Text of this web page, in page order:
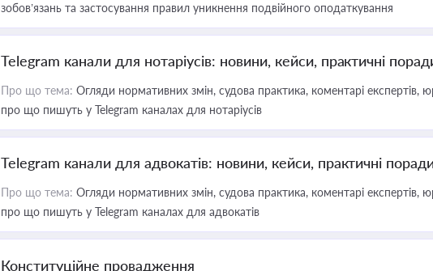
зобов’язань та застосування правил уникнення подвійного оподаткування
Telegram канали для нотаріусів: новини, кейси, практичні
Про що тема: Огляди нормативних змін, судова практика, коментарі експертів,
про що пишуть у Telegram каналах для нотаріусів
Telegram канали для адвокатів: новини, кейси, практичні
Про що тема: Огляди нормативних змін, судова практика, коментарі експертів,
про що пишуть у Telegram каналах для адвокатів
Конституційне провадження